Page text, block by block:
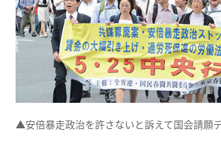
▲安倍暴走政治を許さないと訴えて国会請願